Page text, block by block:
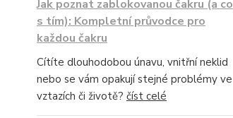
Jak poznat zablokovanou čakru (a co
s tím): Kompletní průvodce pro
každou čakru
Cítíte dlouhodobou únavu, vnitřní neklid
nebo se vám opakují stejné problémy ve
vztazích či životě? číst celé